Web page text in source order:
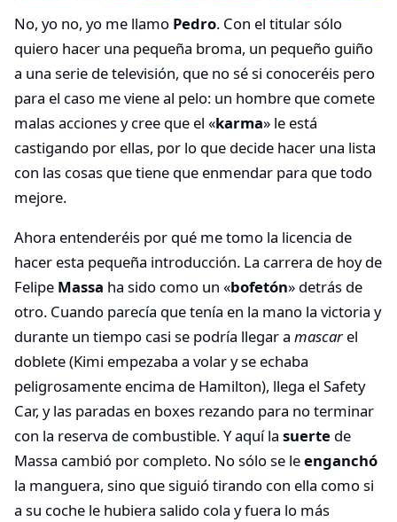
No, yo no, yo me llamo Pedro. Con el titular sólo
quiero hacer una pequeña broma, un pequeño guiño
a una serie de televisión, que no sé si conoceréis pero
para el caso me viene al pelo: un hombre que comete
malas acciones y cree que el «karma» le está
castigando por ellas, por lo que decide hacer una lista
con las cosas que tiene que enmendar para que todo
mejore.
Ahora entenderéis por qué me tomo la licencia de
hacer esta pequeña introducción. La carrera de hoy de
Felipe Massa ha sido como un «bofetón» detrás de
otro. Cuando parecía que tenía en la mano la victoria y
durante un tiempo casi se podría llegar a mascar el
doblete (Kimi empezaba a volar y se echaba
peligrosamente encima de Hamilton), llega el Safety
Car, y las paradas en boxes rezando para no terminar
con la reserva de combustible. Y aquí la suerte de
Massa cambió por completo. No sólo se leenganchó
la manguera, sino que siguió tirando con ella como si
a su coche le hubiera salido cola y fuera lo más